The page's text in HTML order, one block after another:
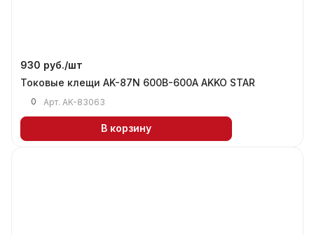
930 руб./шт
Токовые клещи AK-87N 600B-600A AKKO STAR
0 Арт. AK-83063
В корзину